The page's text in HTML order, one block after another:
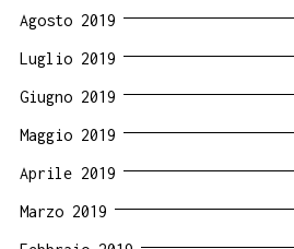
Agosto 2019
Luglio 2019
Giugno 2019
Maggio 2019
Aprile 2019
Marzo 2019